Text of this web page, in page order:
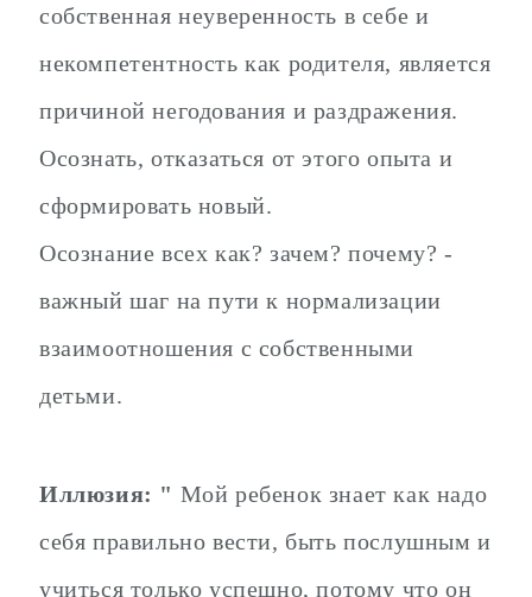
собственная неуверенность в себе и
некомпетентность как родителя, является
причиной негодования и раздражения.
Осознать, отказаться от этого опыта и
сформировать новый.
Осознание всех как? зачем? почему? -
важный шаг на пути к нормализации
взаимоотношения с собственными
детьми.
Иллюзия: " Мой ребенок знает как надо
себя правильно вести, быть послушным и
учиться только успешно, потому что он